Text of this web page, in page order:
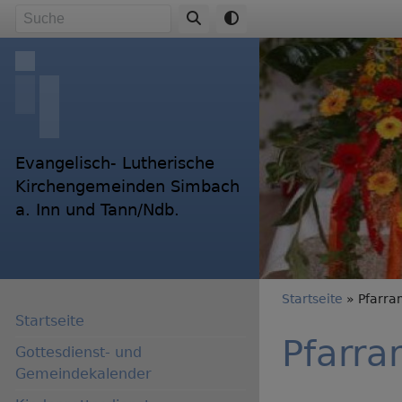
Direkt
Inhalt
Evangelisch- Lutherische
Kirchengemeinden Simbach
a. Inn und Tann/Ndb.
Startseite
Gottesdienst- und
Gemeindekalender
Startseite